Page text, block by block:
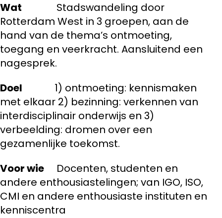
Wat Stadswandeling door
Rotterdam West in 3 groepen, aan de
hand van de thema’s ontmoeting,
toegang en veerkracht. Aansluitend een
nagesprek.
Doel 1) ontmoeting: kennismaken
met elkaar 2) bezinning: verkennen van
interdisciplinair onderwijs en 3)
verbeelding: dromen over een
gezamenlijke toekomst.
Voor wie Docenten, studenten en
andere enthousiastelingen; van IGO, ISO,
CMI en andere enthousiaste instituten en
kenniscentra